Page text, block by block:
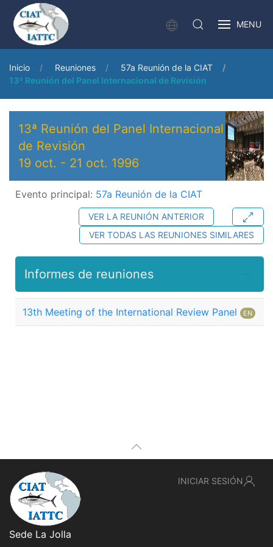
MENU
Inicio Reuniones
57a Reunión de la CIAT
13ª Reunión del Panel Internacional de Revisión
13ª Reunión del Panel Internacional
de Revisión
19 oct. - 21 oct. 1996
Evento principal: 57a Reunión de la CIAT
VER LA REUNIÓN ANTERIOR
VER TODAS LAS REUNIONES SIMILARES
Informes de reuniones
13th Meeting of the International Review Panel EN
Sede La Jolla
INICIAR SESIÓN